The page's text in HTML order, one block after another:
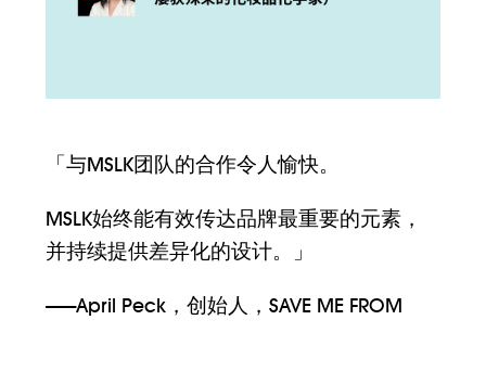
「与MSLK团队的合作令人愉快。
MSLK始终能有效传达品牌最重要的元素，
并持续提供差异化的设计。」
——April Peck，创始人，SAVE ME FROM